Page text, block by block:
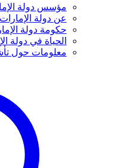
مؤسس دولة
عن دولة
حكومة دولة
الحياة في دولة
معلومات حول